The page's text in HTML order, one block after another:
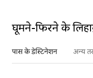
घूमने-फिरने के
पास के डेस्टिनेशन अन्य